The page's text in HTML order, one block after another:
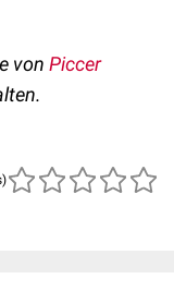
von Piccer